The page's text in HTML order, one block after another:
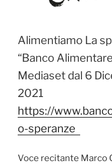
Alimentiamo La
“Banco
Mediaset dal 6
2021
https://
o-speranze
Voce recitante Marco